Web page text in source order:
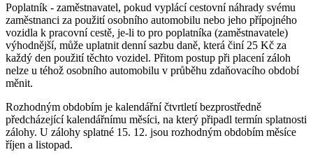
Poplatník - zaměstnavatel, pokud vyplácí cestovní náhrady svému
zaměstnanci za použití osobního automobilu nebo jeho přípojného
vozidla k pracovní cestě, je-li to pro poplatníka (zaměstnavatele)
výhodnější, může uplatnit denní sazbu daně, která činí 25 Kč za
každý den použití těchto vozidel. Přitom postup při placení záloh
nelze u téhož osobního automobilu v průběhu zdaňovacího období
měnit.
Rozhodným obdobím je kalendářní čtvrtletí bezprostředně
předcházející kalendářnímu měsíci, na který připadl termín splatnosti
zálohy. U zálohy splatné 15. 12. jsou rozhodným obdobím měsíce
říjen a listopad.